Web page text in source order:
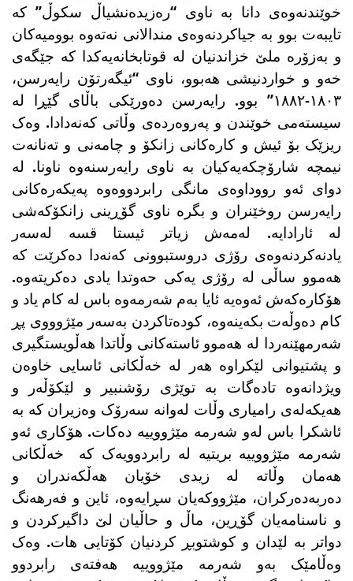
خوێندنەوەی دانا بە ناوی “رەزیدەنشیاڵ سکوڵ” کە
تایبەت بوو بە جیاکردنەوەی مندالانی نەتەوە بوومیەکان
و بەزۆرە ملێ خزاندنیان لە قوتابخانەیەکدا کە جێگەی
خەو و خواردنیشی هەبوو، ناوی “ئیگەرتۆن رایەرسن،
١٨٠٣-١٨٨٢” بوو. رایەرسن دەورێکی باڵای گێڕا لە
سیستەمی خوێندن و پەروەردەی وڵاتی کەنەدادا. وەک
ریزێک بۆ ئیش و کارەکانی زانکۆ و چامەنی و تەنانەت
نیمچە شارۆچکەیەکیان بە ناوی رایەرسنەوە ناونا. لە
دوای ئەو رووداوەی مانگی رابردووەوە پەیکەرەکانی
رایەرسن روخێنران و بگرە ناوی گۆڕینی زانکۆکەشی
لە ئارادایە. لەمەش زیاتر ئیستا قسە لەسەر
یادنەکردنەوەی رۆژی دروستبوونی کەنەدا دەکرێت کە
هەموو ساڵی لە رۆژی یەکی حەوتدا یادی دەکریتەوە.
هۆکارەکەش ئەوەیە ئایا بەم شەرمەوە باس لە کام یاد و
کام دەوڵەت بکەینەوە، کودەتاکردن بەسەر مێژوووی پڕ
شەرمهێنەردا لە هەموو ئاستەکانی وڵاتدا هەڵویستگیری
و پشتیوانی لێکراوە هەر لە خەڵکانی ئاسایی خاوەن
ویژدانەوە تادەگات بە توێژی رۆشنبیر و لێکۆڵەر و
هەیکەلەی رامیاری وڵات لەوانە سەرۆک وەزیران کە بە
ئاشکرا باس لەو شەرمە مێژووییە دەکات. هۆکاری ئەو
شەرمە مێژووییە بریتیە لە رابردوویەک کە خەڵکانی
هەمان وڵاتە لە زیدی خۆیان هەڵکەندران و
دەربەدەرکران، مێژووکەیان سڕایەوە، ئاین و فەرهەنگ
و ناسنامەیان گۆڕین، ماڵ و حاڵیان لێ داگیرکردن و
دواتر بە لێدان و کوشتوبڕ کردنیان کۆتایی هات. وەک
وەڵامێک بەو شەرمە مێژووییە هەفتەی رابردوو